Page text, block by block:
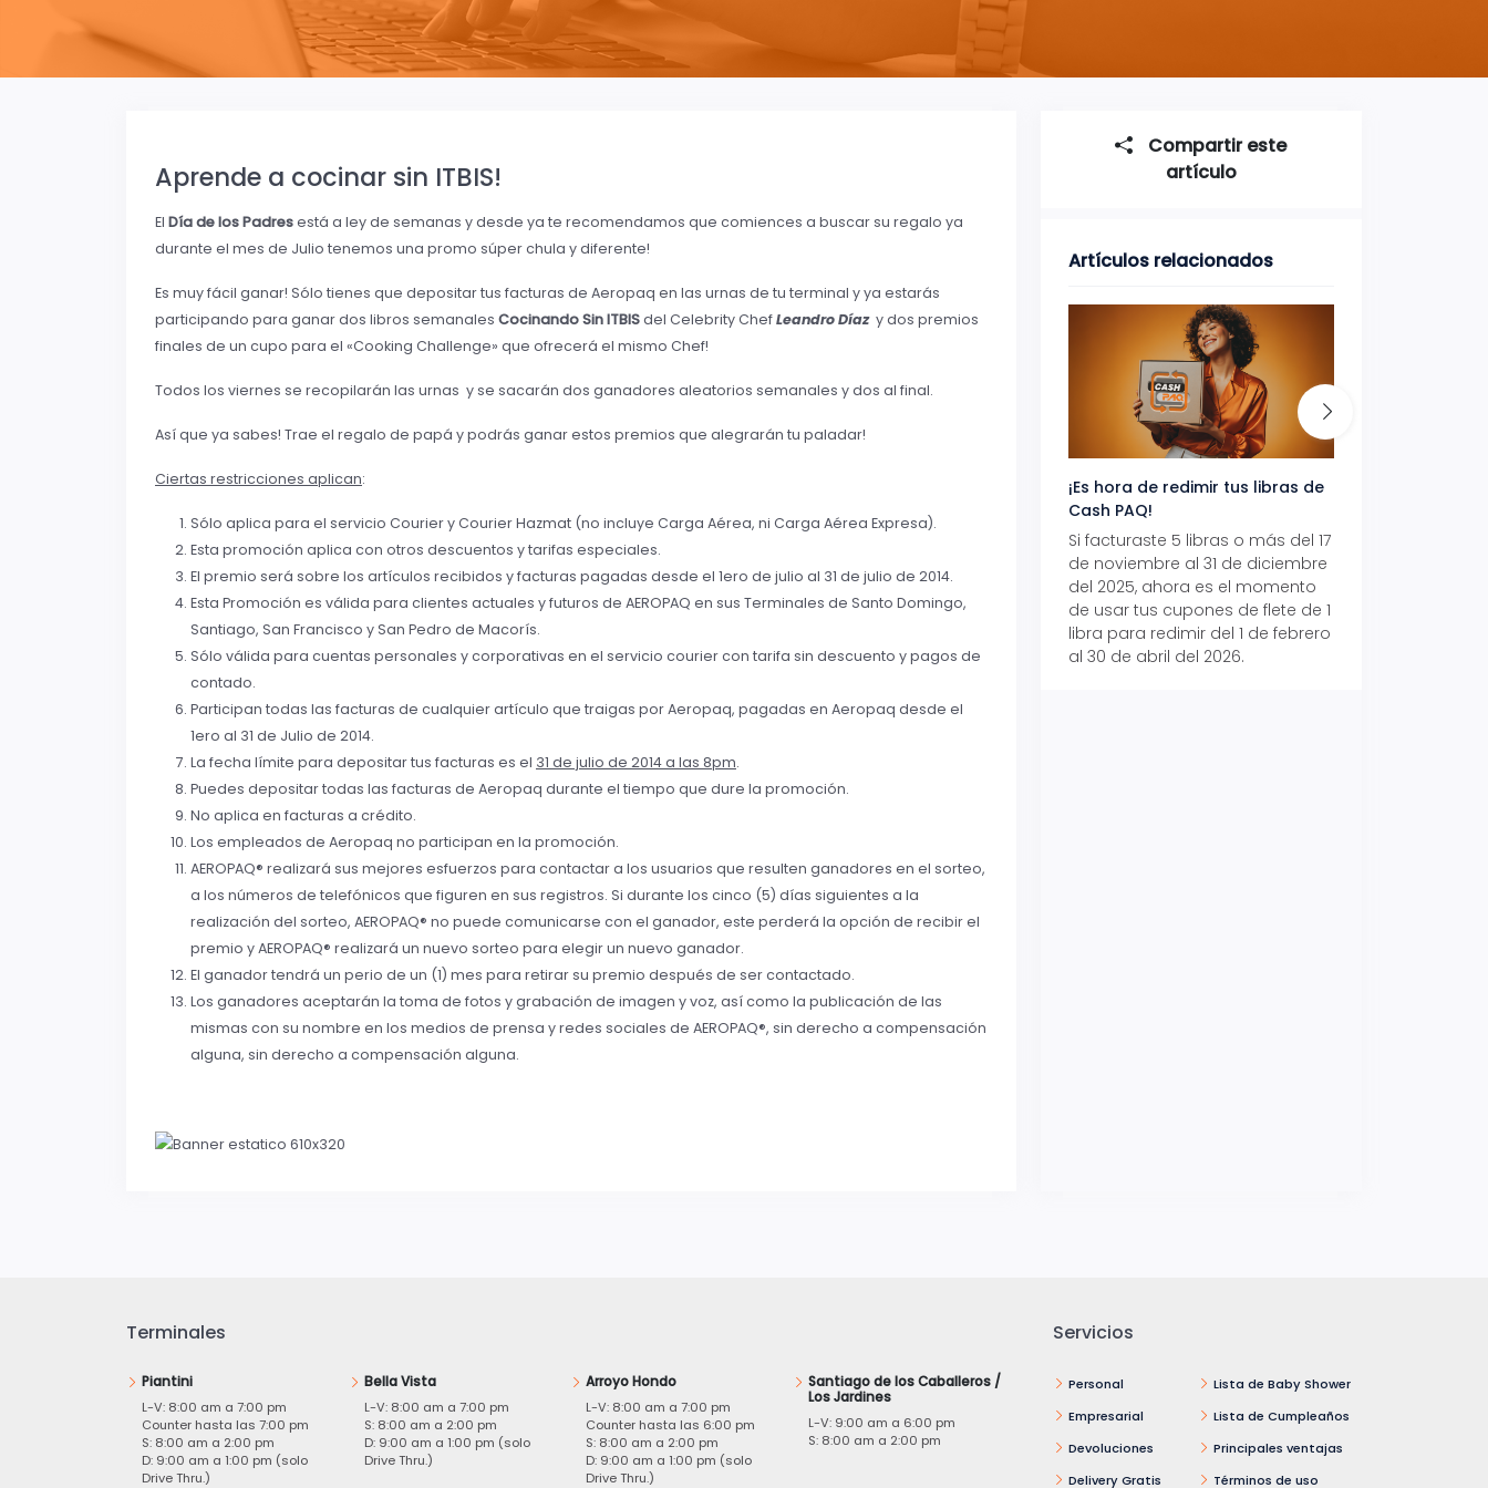
Aprende a cocinar sin ITBIS!
El Día de los Padresestá a ley de semanas y desde ya te recomendamos que comiences a buscar su regalo ya
durante el mes de Julio tenemos una promo súper chula y diferente!
Es muy fácil ganar! Sólo tienes que depositar tus facturas de Aeropaq en las urnas de tu terminal y ya estarás
participando para ganar dos libros semanales Cocinando Sin ITBISdel Celebrity ChefLeandro Díazy dos premios
finales de un cupo para el «Cooking Challenge» que ofrecerá el mismo Chef!
Todos los viernes se recopilarán las urnas y se sacarán dos ganadores aleatorios semanales y dos al final.
Así que ya sabes! Trae el regalo de papá y podrás ganar estos premios que alegrarán tu paladar!
Ciertas restricciones aplican:
Sólo aplica para el servicio Courier y Courier Hazmat (no incluye Carga Aérea, ni Carga Aérea Expresa).
Esta promoción aplica con otros descuentos y tarifas especiales.
El premio será sobre los artículos recibidos y facturas pagadas desde el 1ero de julio al 31 de julio de 2014.
Esta Promoción es válida para clientes actuales y futuros de AEROPAQ en sus Terminales de Santo Domingo,
Santiago, San Francisco y San Pedro de Macorís.
Sólo válida para cuentas personales y corporativas en el servicio courier con tarifa sin descuento y pagos de
contado.
Participan todas las facturas de cualquier artículo que traigas por Aeropaq, pagadas en Aeropaq desde el
1ero al 31 de Julio de 2014.
La fecha límite para depositar tus facturas es el 31 de julio de 2014 a las 8pm.
Puedes depositar todas las facturas de Aeropaq durante el tiempo que dure la promoción.
No aplica en facturas a crédito.
Los empleados de Aeropaq no participan en la promoción.
AEROPAQ® realizará sus mejores esfuerzos para contactar a los usuarios que resulten ganadores en el sorteo,
a los números de telefónicos que figuren en sus registros. Si durante los cinco (5) días siguientes a la
realización del sorteo, AEROPAQ® no puede comunicarse con el ganador, este perderá la opción de recibir el
premio y AEROPAQ® realizará un nuevo sorteo para elegir un nuevo ganador.
El ganador tendrá un perio de un (1) mes para retirar su premio después de ser contactado.
Los ganadores aceptarán la toma de fotos y grabación de imagen y voz, así como la publicación de las
mismas con su nombre en los medios de prensa y redes sociales de AEROPAQ®, sin derecho a compensación
alguna, sin derecho a compensación alguna.
Compartir este
artículo
Artículos relacionados
¡Es hora de redimir tus libras de
Cash PAQ!
Si facturaste 5 libras o más del 17
de noviembre al 31 de diciembre
del 2025, ahora es el momento
de usar tus cupones de flete de 1
libra para redimir del 1 de febrero
al 30 de abril del 2026.
Terminales
Piantini
L-V: 8:00 am a 7:00 pm
Counter hasta las 7:00 pm
S: 8:00 am a 2:00 pm
D: 9:00 am a 1:00 pm (solo
Drive Thru.)
Bella Vista
L-V: 8:00 am a 7:00 pm
S: 8:00 am a 2:00 pm
D: 9:00 am a 1:00 pm (solo
Drive Thru.)
Arroyo Hondo
L-V: 8:00 am a 7:00 pm
Counter hasta las 6:00 pm
S: 8:00 am a 2:00 pm
D: 9:00 am a 1:00 pm (solo
Drive Thru.)
Santiago de los Caballeros /
Los Jardines
L-V: 9:00 am a 6:00 pm
S: 8:00 am a 2:00 pm
Servicios
Personal
Empresarial
Devoluciones
Delivery Gratis
Lista de Baby Shower
Lista de Cumpleaños
Principales ventajas
Términos de uso